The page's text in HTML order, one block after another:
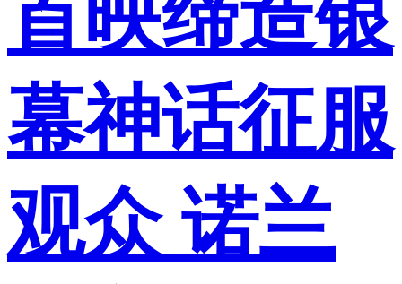
首映缔造银
幕神话征服
观众 诺兰